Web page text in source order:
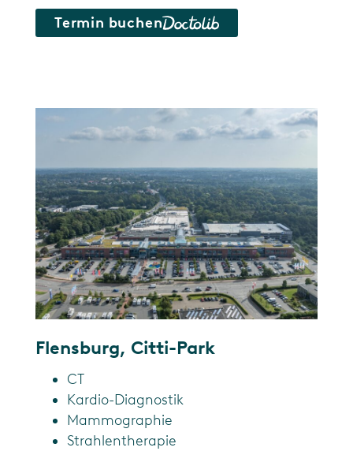
Termin buchen
Flensburg, Citti-Park
CT
Kardio-Diagnostik
Mammographie
Strahlentherapie